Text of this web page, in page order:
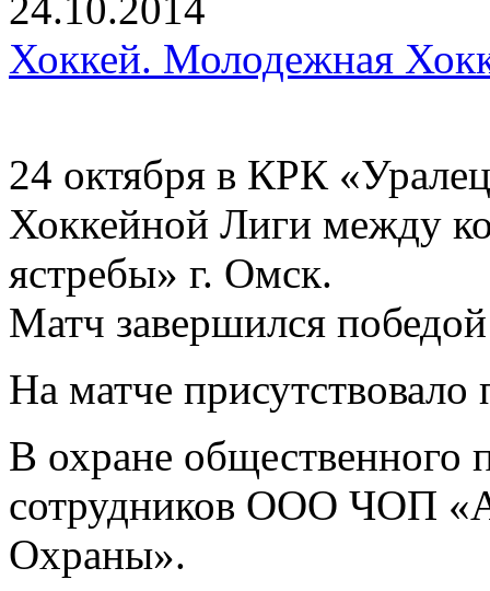
24.10.2014
Хоккей. Молодежная
24 октября в КРК
Хоккейной Лиги между
ястребы» г. Омск.
Матч завершился
На матче присутствовало
В охране общественного
сотрудников ООО ЧОП
Охраны».